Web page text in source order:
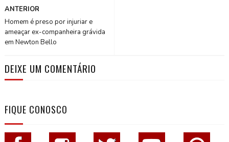
ANTERIOR
Homem é preso por injuriar e
ameaçar ex-companheira grávida
em Newton Bello
DEIXE UM COMENTÁRIO
FIQUE CONOSCO